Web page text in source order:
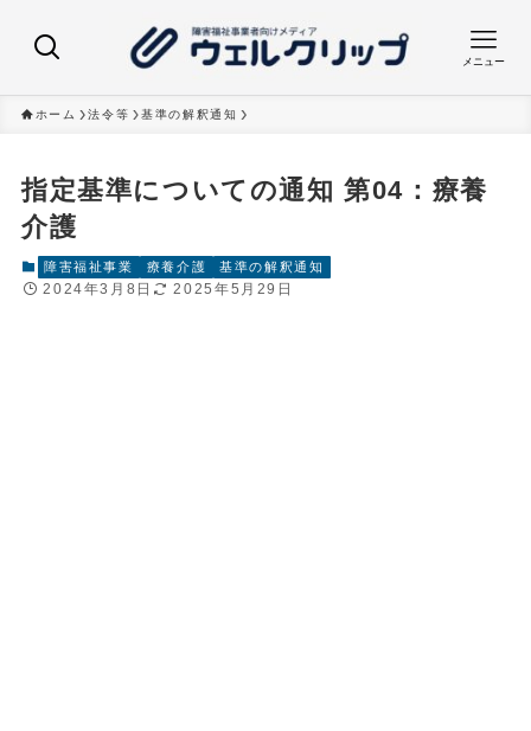
メニュー
ホーム 法令等 基準の解釈通知
指定基準についての通知 第04：療養
介護
障害福祉事業 療養介護 基準の解釈通知
2024年3月8日 2025年5月29日